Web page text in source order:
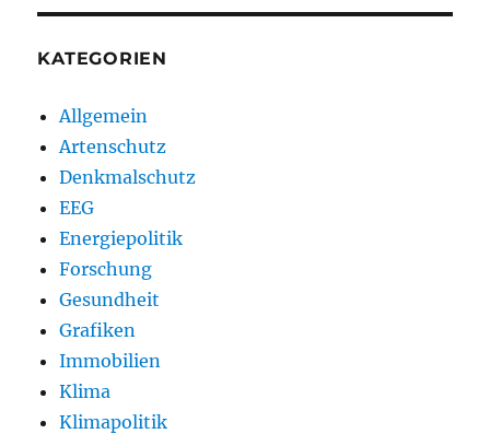
KATEGORIEN
Allgemein
Artenschutz
Denkmalschutz
EEG
Energiepolitik
Forschung
Gesundheit
Grafiken
Immobilien
Klima
Klimapolitik